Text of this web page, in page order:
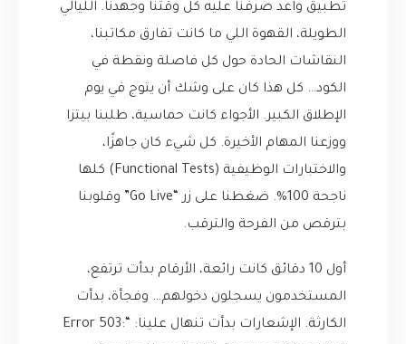
تطبيق واعد صرفنا عليه كل وقتنا وجهدنا. الليالي
الطويلة، القهوة اللي ما كانت تفارق مكاتبنا،
النقاشات الحادة حول كل فاصلة ونقطة في
الكود… كل هذا كان على وشك أن يتوج في يوم
الإطلاق الكبير. الأجواء كانت حماسية، طلبنا بيتزا
ووزعنا المهام الأخيرة. كل شيء كان جاهزًا،
والاختبارات الوظيفية (Functional Tests) كلها
ناجحة 100%. ضغطنا على زر “Go Live” وقلوبنا
بترقص من الفرحة والترقب.
أول 10 دقائق كانت رائعة، الأرقام بدأت ترتفع،
المستخدمون يسجلون دخولهم… وفجأة، بدأت
الكارثة. الإشعارات بدأت تنهال علينا: “Error 503: